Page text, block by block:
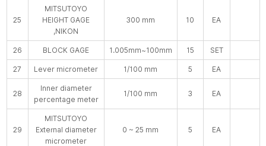
25
MITSUTOYO
HEIGHT GAGE
,NIKON
300 mm 10 EA
26 BLOCK GAGE 1.005mm~100mm 15 SET
27 Lever micrometer 1/100 mm 5 EA
28
Inner diameter
percentage meter
1/100 mm 3 EA
29
MITSUTOYO
External diameter
micrometer
0 ~ 25 mm 5 EA